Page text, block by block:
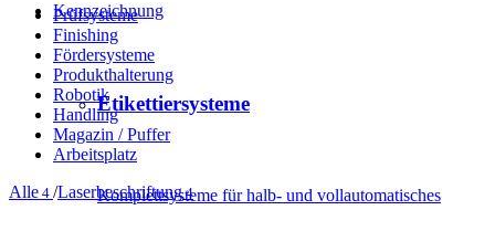
Kennzeichnung
Etikettiersysteme
Komplettsysteme für halb- und vollautomatisches
Prüfsysteme
Finishing
Fördersysteme
Produkthalterung
Robotik
Handling
Magazin / Puffer
Arbeitsplatz
Alle 4 /Laserbeschriftung4